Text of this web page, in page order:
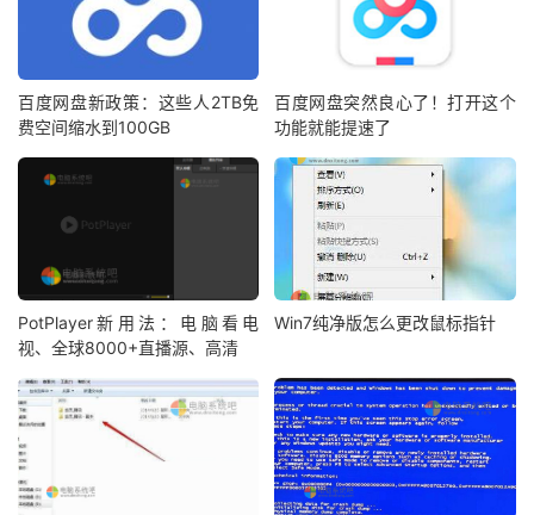
百度网盘新政策：这些人2TB免
费空间缩水到100GB
百度网盘突然良心了！打开这个
功能就能提速了
PotPlayer新用法：电脑看电
视、全球8000+直播源、高清
Win7纯净版怎么更改鼠标指针